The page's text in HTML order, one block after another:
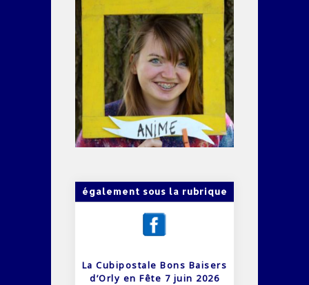
également sous la rubrique
La Cubipostale Bons Baisers
d’Orly en Fête 7 juin 2026